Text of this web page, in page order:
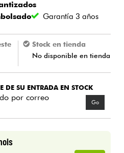
Garantía 3 años
Stock en tienda
No disponible en tienda
DE SU ENTRADA EN STOCK
por correo
Go